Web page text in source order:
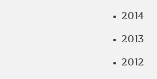
2014
2013
2012